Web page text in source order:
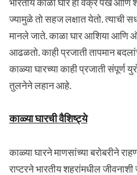
ज्यामुळे तो सहज लक्षात येतो. त्याची
मानले जाते. काळा घार आशिया आणि
आढळतो. काही प्रजाती तापमान
काळ्या घारच्या काही प्रजाती संपूर्ण
तुलनेने लहान आहे.
काळ्या घारची वैशिष्ट्ये
काळ्या घारने माणसांच्या बरोबरीने
राप्टरने भारतीय शहरांमधील